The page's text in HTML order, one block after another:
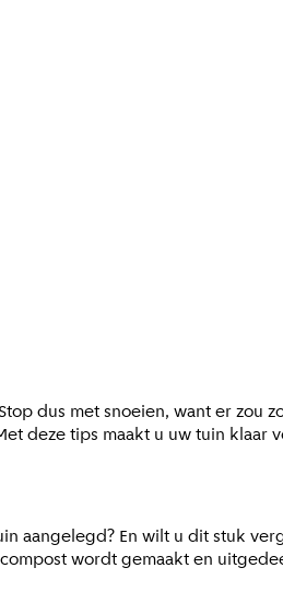
dus met snoeien, want er zou
deze tips maakt u uw tuin klaar
aangelegd? En wilt u dit stuk
wordt gemaakt en